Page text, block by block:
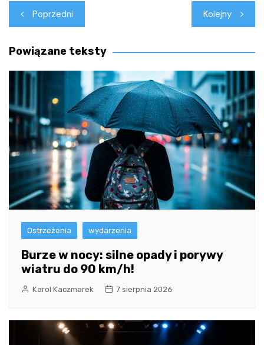
Nawigacja
wpisu
Poprzedni Kolejny
Powiązane teksty
Ostrzeżenia wydarzenia
Burze w nocy: silne opady i porywy
wiatru do 90 km/h!
Karol Kaczmarek 7 sierpnia 2026